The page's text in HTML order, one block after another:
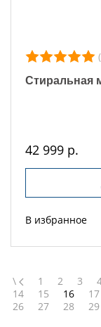
Стиральная
42 999 р.
В избранное
\ 1 2 3
14
15 16 17
26
27 28 29